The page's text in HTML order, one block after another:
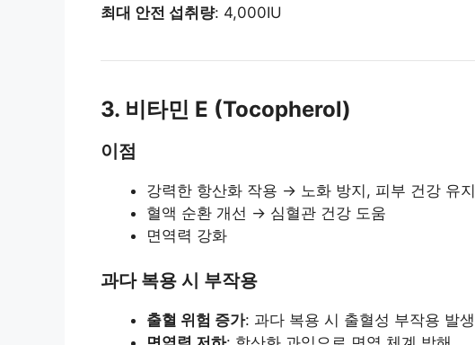
최대 안전 섭취량: 4,000IU
3. 비타민 E (Tocopherol)
이점
강력한 항산화 작용 → 노화 방지, 피부 건강 유지
혈액 순환 개선 → 심혈관 건강 도움
면역력 강화
과다 복용 시 부작용
출혈 위험 증가: 과다 복용 시 출혈성 부작용 발생